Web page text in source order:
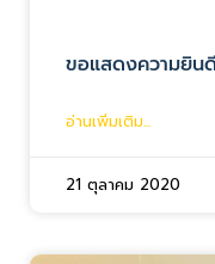
ขอแสดงความยิ
อ่านเพิ่มเติม...
21 ตุลาคม 2020